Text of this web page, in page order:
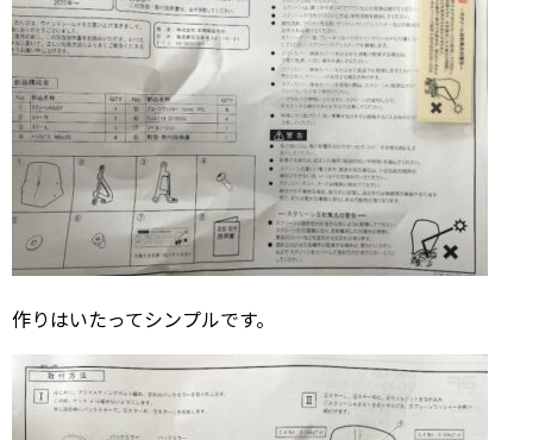
作りはいたってシンプルです。